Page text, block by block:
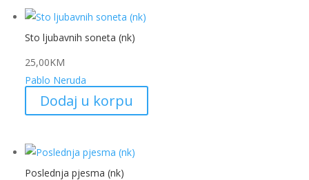
Sto ljubavnih soneta (nk)
25,00KM
Pablo Neruda
Dodaj u korpu
Poslednja pjesma (nk)